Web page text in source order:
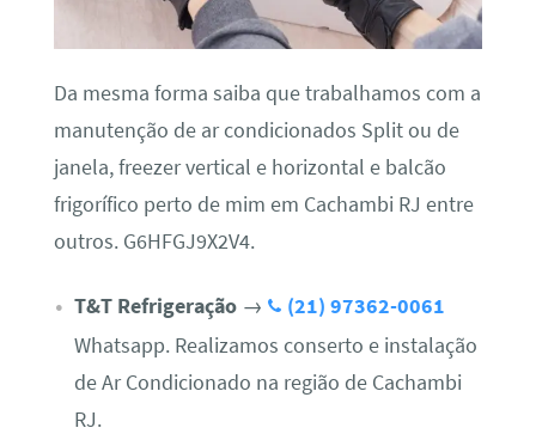
Da mesma forma saiba que trabalhamos com a
manutenção de ar condicionados Split ou de
janela, freezer vertical e horizontal e balcão
frigorífico perto de mim em Cachambi RJ entre
outros. G6HFGJ9X2V4.
T&T Refrigeração→
(21) 97362-0061
Whatsapp. Realizamos conserto e instalação
de Ar Condicionado na região de Cachambi
RJ.